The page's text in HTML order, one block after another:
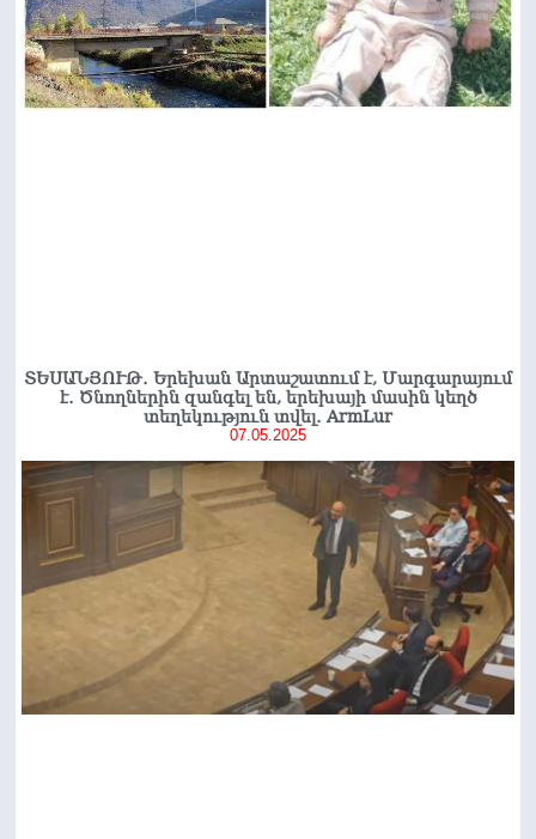
ՏԵՍԱՆՅՈՒԹ․ Երեխան Արտաշատում է, Մարգարայում
է․ Ծնողներին զանգել են, երեխայի մասին կեղծ
տեղեկություն տվել․ ArmLur
07.05.2025